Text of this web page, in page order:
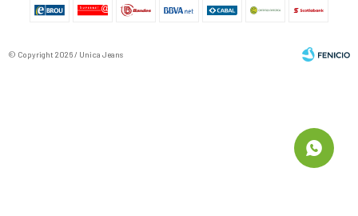
© Copyright 2026 / Unica Jeans
Fenicio